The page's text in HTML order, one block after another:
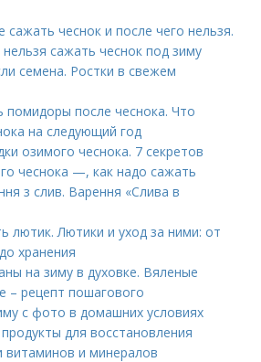
сажать чеснок и после чего нельзя.
сажать чеснок под зиму
семена. Ростки в свежем
после чеснока. Что
на следующий год
озимого чеснока. 7 секретов
чеснока —, как надо сажать
з слив. Варення «Слива в
лютик. Лютики и уход за ними: от
хранения
на зиму в духовке. Вяленые
– рецепт пошагового
с фото в домашних условиях
для восстановления
витаминов и минералов